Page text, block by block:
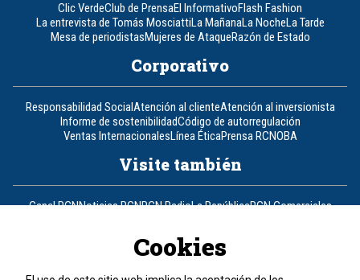
Clic VerdeClub de PrensaEl InformativoFlash Fashion
La entrevista de Tomás MosciattiLa MañanaLa NocheLa Tarde
Mesa de periodistasMujeres de AtaqueRazón de Estado
Corporativo
Responsabilidad SocialAtención al clienteAtención al inversionista
Informe de sostenibilidadCódigo de autorregulación
Ventas InternacionalesLínea ÉticaPrensa RCNOBA
Visite también
Canal RCNNoticias RCNRCN RadioLa RepúblicaRCN Comerciales
Un producto de RCN Televisión
Contáctenos
Cookies